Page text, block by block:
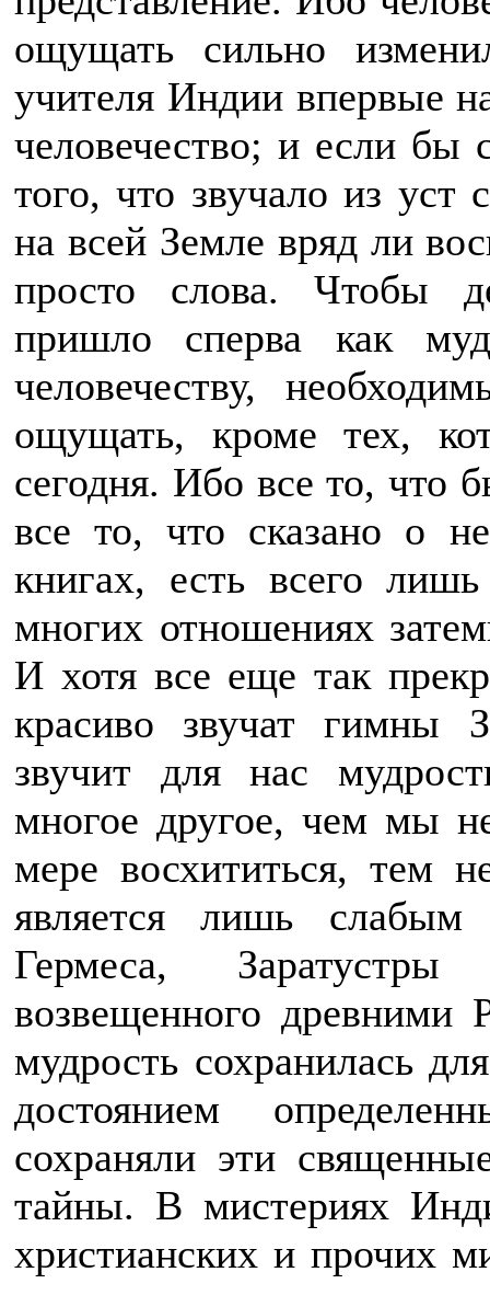
ощущать сильно
учителя Индии впервые
человечество; и если бы
того, что звучало из
на всей Земле вряд ли
просто слова. Чтобы
пришло сперва как
человечеству,
ощущать, кроме тех,
сегодня. Ибо все то, что
все то, что сказано о
книгах, есть всего
многих отношениях
И хотя все еще так
красиво звучат гимны
звучит для нас
многое другое, чем мы
мере восхититься, тем
является лишь слабым
Гермеса,
возвещенного
мудрость сохранилась
достоянием
сохраняли эти
тайны. В мистериях
христианских и прочих